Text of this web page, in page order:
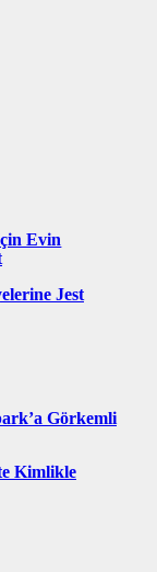
Evin
Jest
Görkemli
Kimlikle